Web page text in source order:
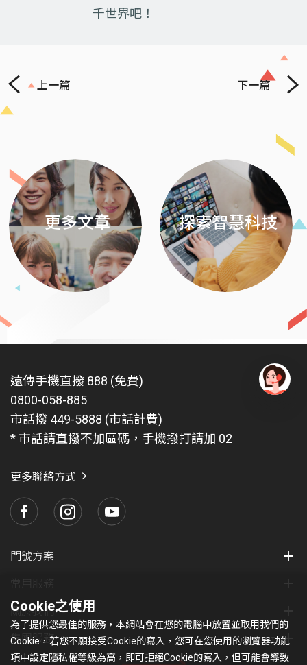
千世界吧！
上一篇 下一篇
更多文章 探索智慧科技
遠傳手機直撥 888 (免費)
0800-058-885
市話撥 449-5888 (市話計費)
* 市話請直撥不加區碼，手機撥打請加 02
更多聯絡方式
門號方案
關於我們
集團服務
Cookie之使用
為了提供您最佳的服務，本網站會在您的電腦中放置並取用我們的
Cookie，若您不願接受Cookie的寫入，您可在您使用的瀏覽器功能
項中設定隱私權等級為高，即可拒絕Cookie的寫入，但可能會導致